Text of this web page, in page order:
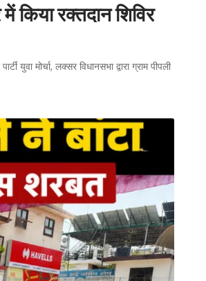
रक्तदान शिविर
मोर्चा, लक्सर विधानसभा द्वारा ग्राम पीपली